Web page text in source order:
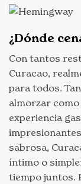
¿Dónde
Con tantos
Curacao,
para todos.
almorzar
experiencia
sabrosa,
íntimo o
tiempo juntos.